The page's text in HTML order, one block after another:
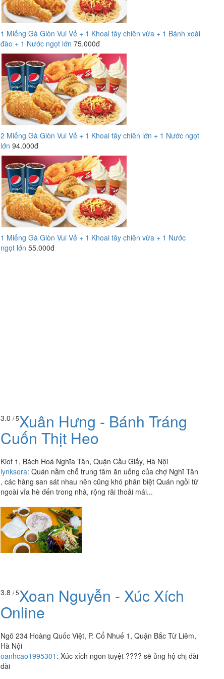
1 Miếng Gà Giòn Vui Vẻ + 1 Khoai tây chiên vừa + 1 Bánh xoài
đào + 1 Nước ngọt lớn 75.000đ
2 Miếng Gà Giòn Vui Vẻ + 1 Khoai tây chiên lớn + 1 Nước ngọt
lớn 94.000đ
1 Miếng Gà Giòn Vui Vẻ + 1 Khoai tây chiên vừa + 1 Nước
ngọt lớn 55.000đ
3.0 / 5Xuân Hưng - Bánh Tráng
Cuốn Thịt Heo
Kiot 1, Bách Hoá Nghĩa Tân, Quận Cầu Giấy, Hà Nội
lynksera: Quán nằm chỗ trung tâm ăn uống của chợ Nghĩ Tân
, các hàng san sát nhau nên cũng khó phân biệt Quán ngồi từ
ngoài vỉa hè đến trong nhà, rộng rãi thoải mái...
3.8 / 5Xoan Nguyễn - Xúc Xích
Online
Ngõ 234 Hoàng Quốc Việt, P. Cổ Nhuế 1, Quận Bắc Từ Liêm,
Hà Nội
oanhcao1995301 : Xúc xích ngon tuyệt ???? sẽ ủng hộ chị dài
dài